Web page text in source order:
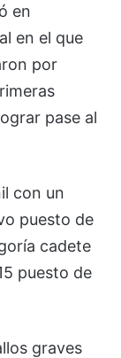
en
en el que
por
pase al
con un
puesto de
cadete
puesto de
graves